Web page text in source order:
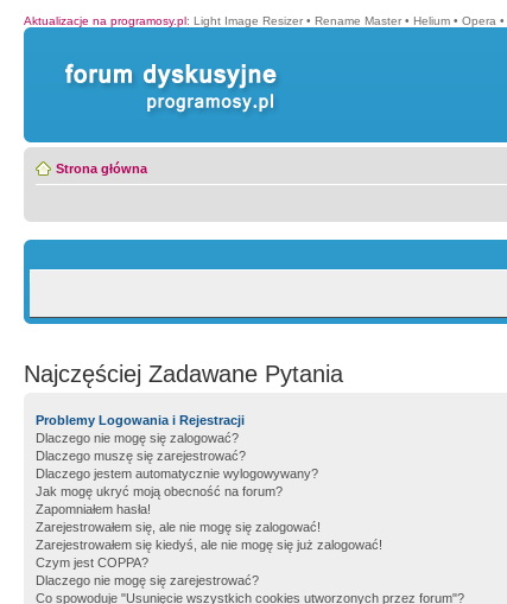
Aktualizacje na programosy.pl: Light Image Resizer • Rename Master • Helium • Opera •
Strona główna
Najczęściej Zadawane Pytania
Problemy Logowania i Rejestracji
Dlaczego nie mogę się zalogować?
Dlaczego muszę się zarejestrować?
Dlaczego jestem automatycznie wylogowywany?
Jak mogę ukryć moją obecność na forum?
Zapomniałem hasła!
Zarejestrowałem się, ale nie mogę się zalogować!
Zarejestrowałem się kiedyś, ale nie mogę się już zalogować!
Czym jest COPPA?
Dlaczego nie mogę się zarejestrować?
Co spowoduje "Usunięcie wszystkich cookies utworzonych przez forum"?